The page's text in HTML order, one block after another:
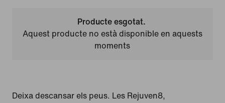
Producte esgotat.
Aquest producte no està disponible en aquests
moments
Deixa descansar els peus. Les Rejuven8,